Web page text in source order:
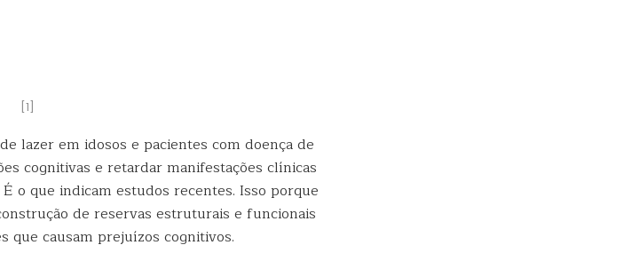
[1]
lazer em idosos e pacientes com doença de
cognitivas e retardar manifestações clínicas
o que indicam estudos recentes. Isso porque
de reservas estruturais e funcionais
que causam prejuízos cognitivos.